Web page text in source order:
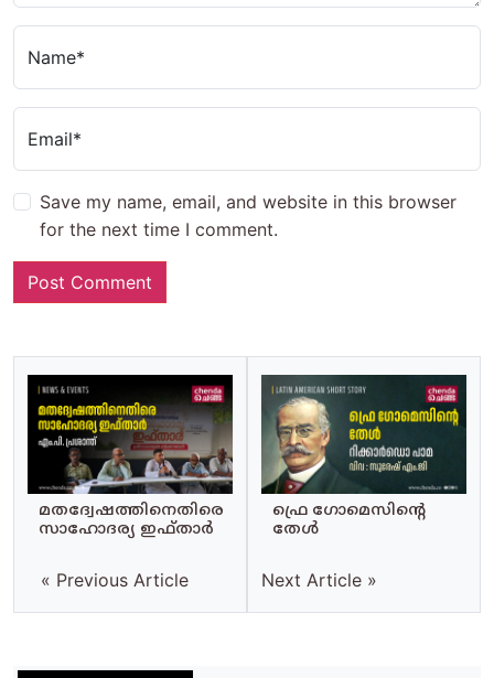
Name*
Email*
Save my name, email, and website in this browser
for the next time I comment.
മതദ്വേഷത്തിനെതിരെ
സാഹോദര്യ ഇഫ്താര്‍
« Previous Article
ഫ്രെ ഗോമെസിന്റെ
തേള്‍
Next Article »